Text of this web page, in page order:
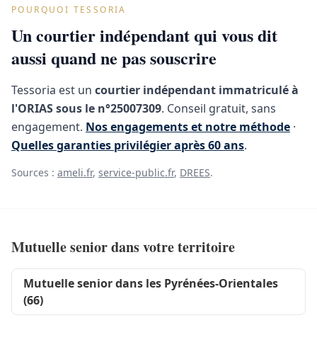
POURQUOI TESSORIA
Un courtier indépendant qui vous dit
aussi quand ne pas souscrire
Tessoria est un courtier indépendant immatriculé à
l'ORIAS sous le n°25007309. Conseil gratuit, sans
engagement. Nos engagements et notre méthode ·
Quelles garanties privilégier après 60 ans.
Sources : ameli.fr, service-public.fr, DREES.
Mutuelle senior dans votre territoire
Mutuelle senior dans les Pyrénées-Orientales
(66)